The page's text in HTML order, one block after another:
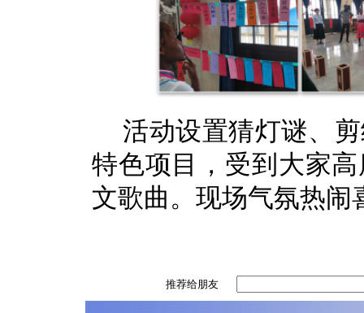
活动设置猜灯谜、
特色项目，受到大家
文歌曲。现场气氛热闹
推荐给朋友